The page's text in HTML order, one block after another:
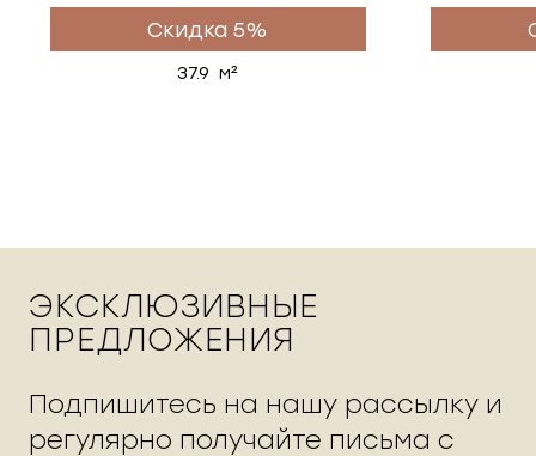
Скидка 5%
37.9 м²
ЭКСКЛЮЗИВНЫЕ
ПРЕДЛОЖЕНИЯ
Подпишитесь на нашу рассылку и
регулярно получайте письма с